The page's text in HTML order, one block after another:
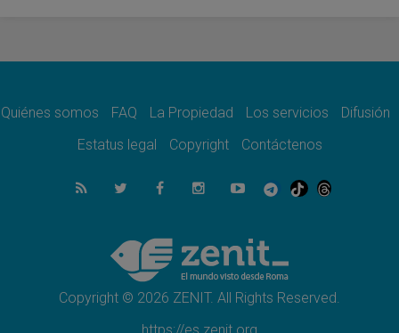
07.08.2026
07.08.2026
el compromiso del cristiano"
La matanza de niños en Gaza no cesa: 300
muertos en 300 días
Tagle: La guerra desfigura el mundo, solo la
revelación de Dios lo transfigura
Quiénes somos FAQ La Propiedad Los servicios
Difusión
Estatus legal
Copyright Contáctenos
Copyright © 2026 ZENIT. All Rights Reserved.